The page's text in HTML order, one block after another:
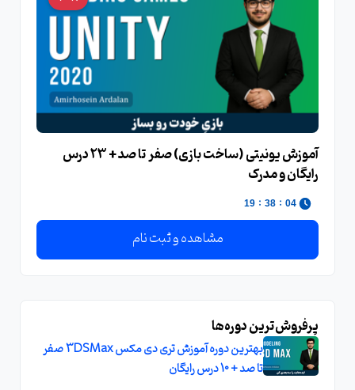
آموزش یونیتی (ساخت بازی) صفر تا صد + 23 درس
رایگان و مدرک
04
:
38
:
18
مشاهده و ثبت نام
پرفروش‌ترین دوره‌ها
بهترین دوره آموزش تری دی مکس 3DSMax صفر
تا صد + 10 درس رایگان